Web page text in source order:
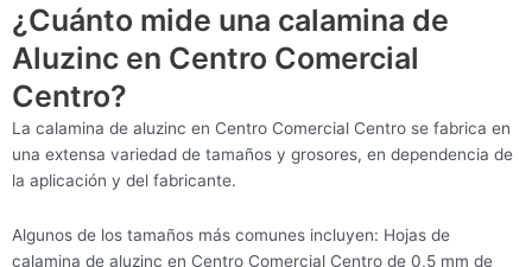
¿Cuánto mide una calamina de
Aluzinc en Centro Comercial
Centro?
La calamina de aluzinc en Centro Comercial Centro se fabrica en
una extensa variedad de tamaños y grosores, en dependencia de
la aplicación y del fabricante.
Algunos de los tamaños más comunes incluyen: Hojas de
calamina de aluzinc en Centro Comercial Centro de 0,5 mm de